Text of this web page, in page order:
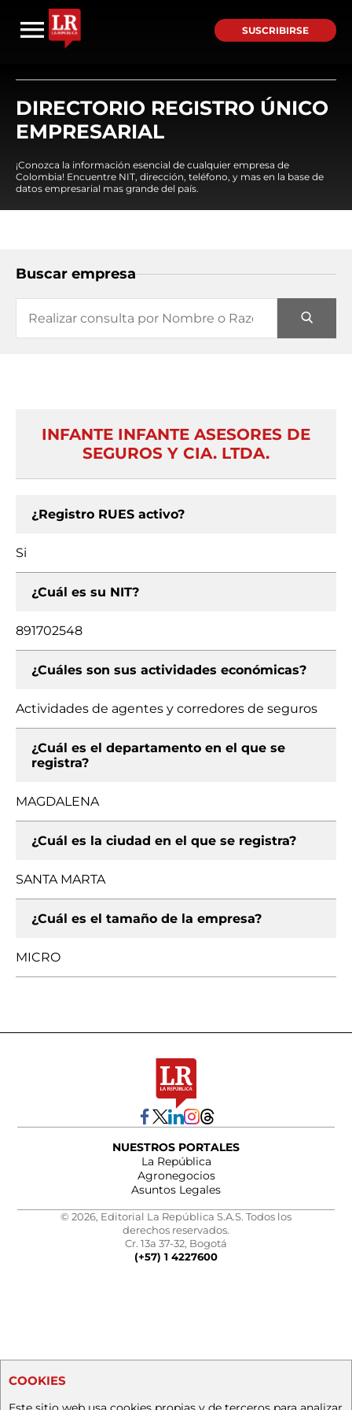
SUSCRIBIRSE
DIRECTORIO REGISTRO ÚNICO
EMPRESARIAL
¡Conozca la información esencial de cualquier empresa de
Colombia! Encuentre NIT, dirección, teléfono, y mas en la base de
datos empresarial mas grande del país.
Buscar empresa
INFANTE INFANTE ASESORES DE
SEGUROS Y CIA. LTDA.
¿Registro RUES activo?
Si
¿Cuál es su NIT?
891702548
¿Cuáles son sus actividades económicas?
Actividades de agentes y corredores de seguros
¿Cuál es el departamento en el que se
registra?
MAGDALENA
¿Cuál es la ciudad en el que se registra?
SANTA MARTA
¿Cuál es el tamaño de la empresa?
MICRO
NUESTROS PORTALES
La República
Agronegocios
Asuntos Legales
© 2026, Editorial La República S.A.S. Todos los
derechos reservados.
Cr. 13a 37-32, Bogotá
(+57) 1 4227600
COOKIES